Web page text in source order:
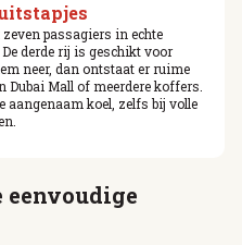
passagiers in echte
derde rij is geschikt voor
neer, dan ontstaat er ruime
Dubai Mall of meerdere koffers.
aangenaam koel, zelfs bij volle